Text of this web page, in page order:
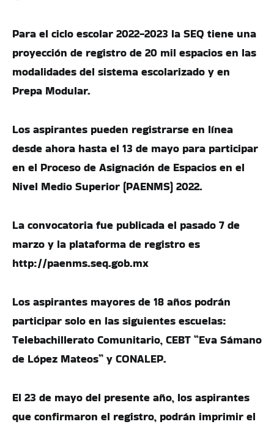
Para el ciclo escolar 2022-2023 la SEQ tiene una
proyección de registro de 20 mil espacios en las
modalidades del sistema escolarizado y en
Prepa Modular.
Los aspirantes pueden registrarse en línea
desde ahora hasta el 13 de mayo para participar
en el Proceso de Asignación de Espacios en el
Nivel Medio Superior (PAENMS) 2022.
La convocatoria fue publicada el pasado 7 de
marzo y la plataforma de registro es
http://paenms.seq.gob.mx
Los aspirantes mayores de 18 años podrán
participar solo en las siguientes escuelas:
Telebachillerato Comunitario, CEBT “Eva Sámano
de López Mateos” y CONALEP.
El 23 de mayo del presente año, los aspirantes
que confirmaron el registro, podrán imprimir el